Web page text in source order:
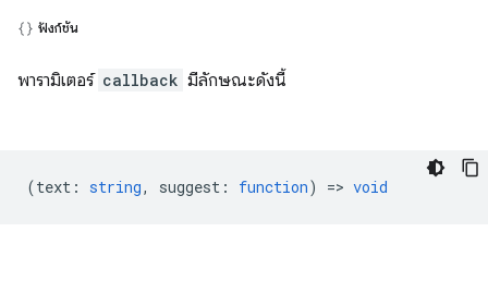
ฟังก์ชัน
พารามิเตอร์ callback มีลักษณะดังนี้
(text : string, suggest : function) => void